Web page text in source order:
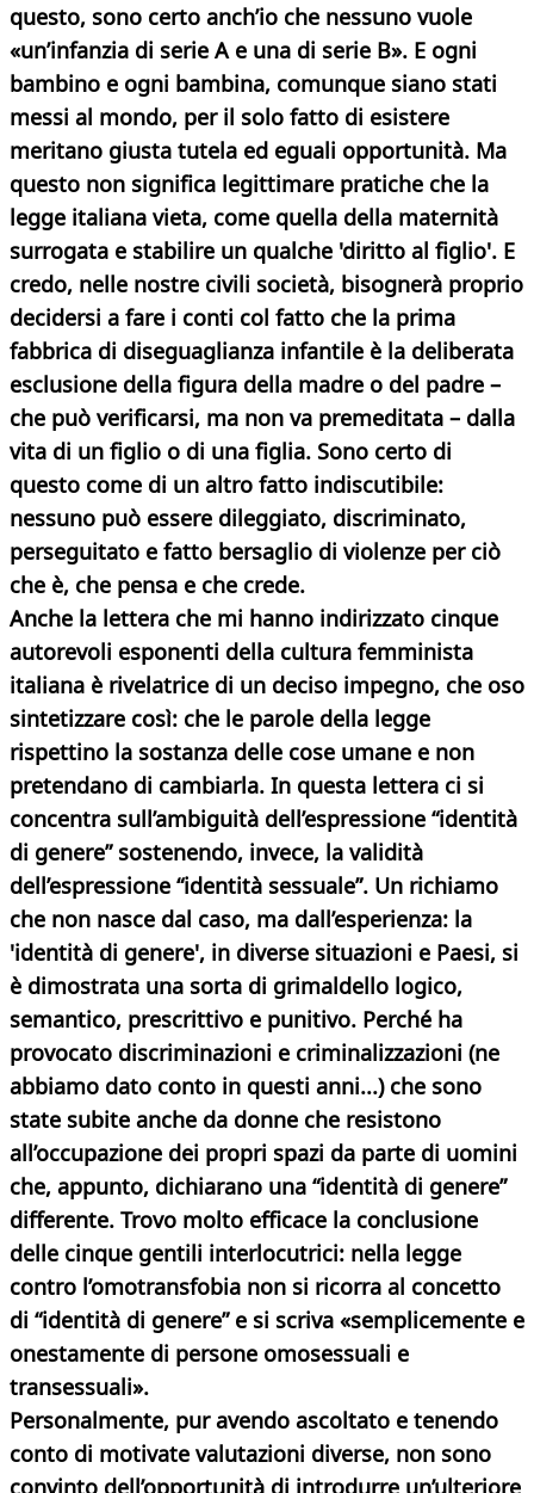
questo, sono certo anch’io che nessuno vuole
«un’infanzia di serie A e una di serie B». E ogni
bambino e ogni bambina, comunque siano stati
messi al mondo, per il solo fatto di esistere
meritano giusta tutela ed eguali opportunità. Ma
questo non significa legittimare pratiche che la
legge italiana vieta, come quella della maternità
surrogata e stabilire un qualche 'diritto al figlio'. E
credo, nelle nostre civili società, bisognerà proprio
decidersi a fare i conti col fatto che la prima
fabbrica di diseguaglianza infantile è la deliberata
esclusione della figura della madre o del padre –
che può verificarsi, ma non va premeditata – dalla
vita di un figlio o di una figlia. Sono certo di
questo come di un altro fatto indiscutibile:
nessuno può essere dileggiato, discriminato,
perseguitato e fatto bersaglio di violenze per ciò
che è, che pensa e che crede.
Anche la lettera che mi hanno indirizzato cinque
autorevoli esponenti della cultura femminista
italiana è rivelatrice di un deciso impegno, che oso
sintetizzare così: che le parole della legge
rispettino la sostanza delle cose umane e non
pretendano di cambiarla. In questa lettera ci si
concentra sull’ambiguità dell’espressione “identità
di genere” sostenendo, invece, la validità
dell’espressione “identità sessuale”. Un richiamo
che non nasce dal caso, ma dall’esperienza: la
'identità di genere', in diverse situazioni e Paesi, si
è dimostrata una sorta di grimaldello logico,
semantico, prescrittivo e punitivo. Perché ha
provocato discriminazioni e criminalizzazioni (ne
abbiamo dato conto in questi anni...) che sono
state subite anche da donne che resistono
all’occupazione dei propri spazi da parte di uomini
che, appunto, dichiarano una “identità di genere”
differente. Trovo molto efficace la conclusione
delle cinque gentili interlocutrici: nella legge
contro l’omotransfobia non si ricorra al concetto
di “identità di genere” e si scriva «semplicemente e
onestamente di persone omosessuali e
transessuali».
Personalmente, pur avendo ascoltato e tenendo
conto di motivate valutazioni diverse, non sono
convinto dell’opportunità di introdurre un’ulteriore